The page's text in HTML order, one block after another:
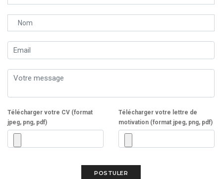
Télécharger votre CV (format
jpeg, png, pdf)
Télécharger votre lettre de
motivation (format jpeg, png, pdf)